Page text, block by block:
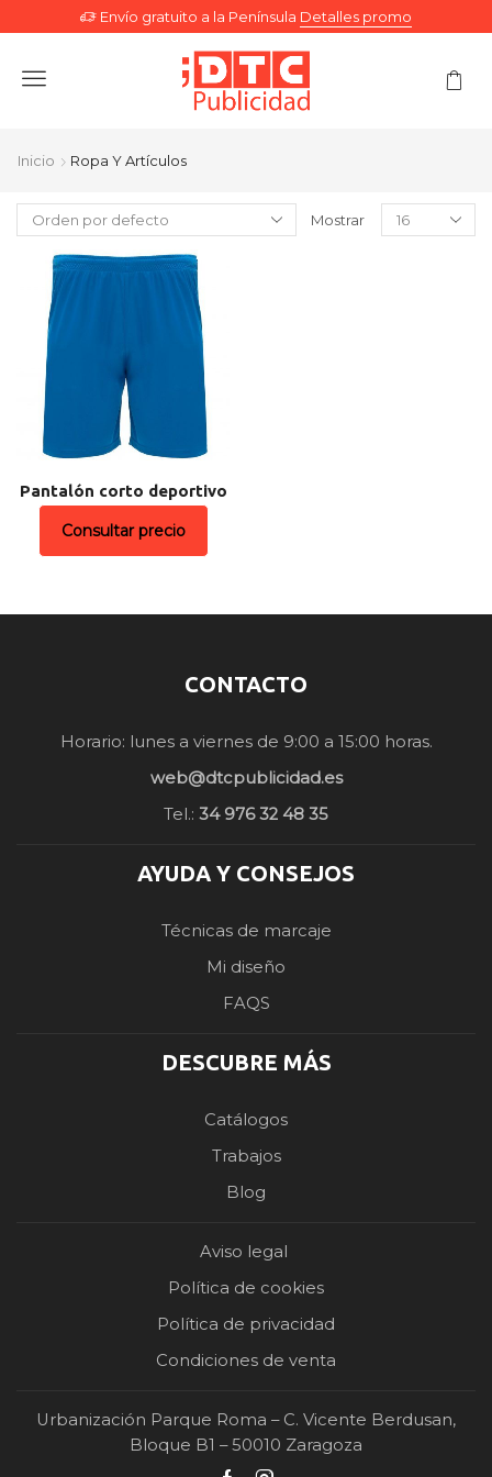
Envío gratuito a la Península Detalles promo
Menu
Inicio Ropa Y Artículos
Mostrar
Pantalón corto deportivo
Consultar precio
CONTACTO
Horario: lunes a viernes de 9:00 a 15:00 horas.
web@dtcpublicidad.es
Tel.: 34 976 32 48 35
AYUDA Y CONSEJOS
Técnicas de marcaje
Mi diseño
FAQS
DESCUBRE MÁS
Catálogos
Trabajos
Blog
Aviso legal
Política de cookies
Política de privacidad
Condiciones de venta
Urbanización Parque Roma – C. Vicente Berdusan,
Bloque B1 – 50010 Zaragoza